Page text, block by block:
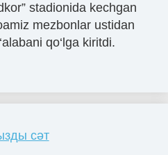
stadionida kechgan
mezbonlar ustidan
qo‘lga kiritdi.
сәт